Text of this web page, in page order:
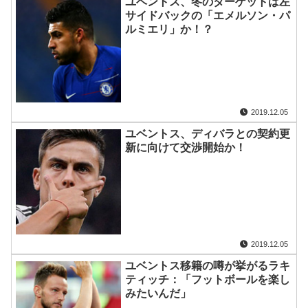
サイドバックの「エメルソン・パ
ルミエリ」か！？
2019.12.05
ユベントス、ディバラとの契約更
新に向けて交渉開始か！
2019.12.05
ユベントス移籍の噂が挙がるラキ
ティッチ：「フットボールを楽し
みたいんだ」